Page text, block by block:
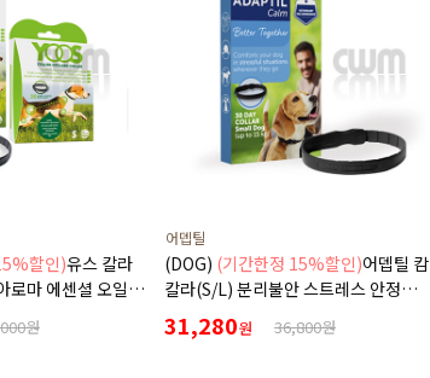
할인)유스 칼라
로마 에센셜 오일
원
어뎁틸
(DOG) (기간한정 15%할인)어뎁틸 캄
칼라(S/L) 분리불안 스트레스 안정
목걸이
31,280원 36,800원